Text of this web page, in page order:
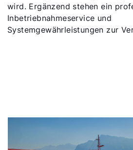
wird. Ergänzend stehen ein
Inbetriebnahmeservice und
Systemgewährleistungen zur